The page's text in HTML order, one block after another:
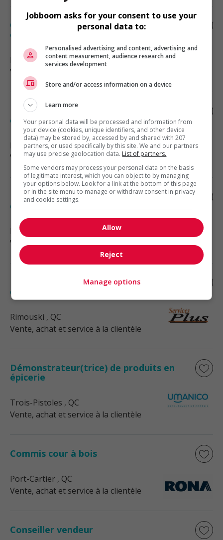
Conseiller spécialisé aux
électroménagers occ.
Rimouski , QC
Vente, achat et service à la clientèle
Démonstrateur(trice) de produits en
épicerie
Rimouski, QC
Vente, achat et service à la clientèle
Représentant(e) des ventes au magasin
cogeco à rimouski
Rimouski
Vente, achat et service à la clientèle
Représentant(e) des ventes au magasin
cogeco à rimouski
Rimouski , QC
Vente, achat et service à la clientèle
Démonstrateur(trice) de produits en
épicerie
Trois-Pistoles , QC
Vente, achat et service à la clientèle
Commis cour à bois
Port-Cartier , QC
Vente, achat et service à la clientèle
Conseiller vendeur
Jobboom asks for your consent to use your
personal data to:
Personalised advertising and content, advertising and
content measurement, audience research and
services development
Store and/or access information on a device
Learn more
Your personal data will be processed and information from
your device (cookies, unique identifiers, and other device
data) may be stored by, accessed by and shared with 207
partners, or used specifically by this site. We and our partners
may use precise geolocation data. List of partners.
Some vendors may process your personal data on the basis
of legitimate interest, which you can object to by managing
your options below. Look for a link at the bottom of this page
or in the site menu to manage or withdraw consent in privacy
and cookie settings.
Allow
Reject
Manage options